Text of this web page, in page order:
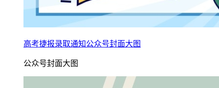
高考捷报录取通知公众号封面大图
公众号封面大图